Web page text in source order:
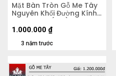
Mặt Bàn Tròn Gỗ Me Tây
Nguyên Khối Đường Kính
58 Dày 4,2 (cm)
3 năm trước
1.000.000 ₫